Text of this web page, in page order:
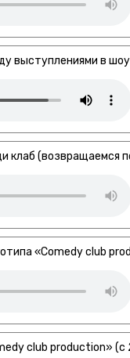
выступлениями в
клаб (возвращаемся
«Comedy club
club production»